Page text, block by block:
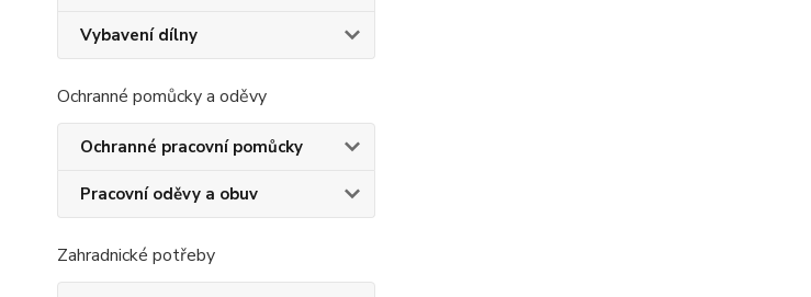
Vybavení dílny
Ochranné pomůcky a oděvy
Ochranné pracovní pomůcky
Pracovní oděvy a obuv
Zahradnické potřeby